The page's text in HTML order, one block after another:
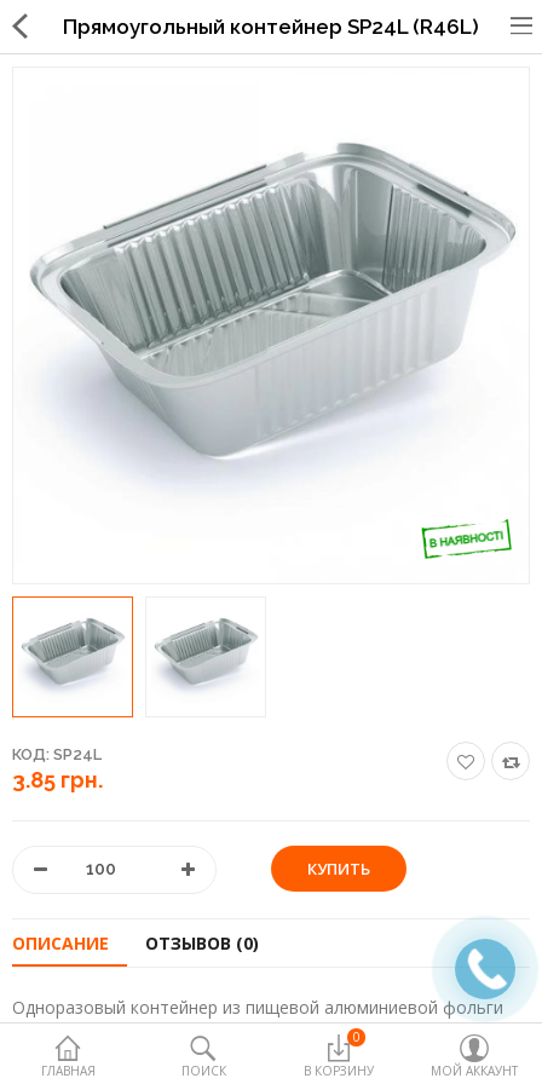
ГЛАВНАЯ ПОИСК
0
В КОРЗИНУ
МОЙ АККАУНТ
Прямоугольный контейнер SP24L (R46L)
КОД: SP24L
3.85 грн.
ОПИСАНИЕ ОТЗЫВОВ (0)
Одноразовый контейнер из пищевой алюминиевой фольги
SP24L, пожалуй, один из самых востребованных. В нем
удобно выпекать небольшие порции кондитерских изделий,